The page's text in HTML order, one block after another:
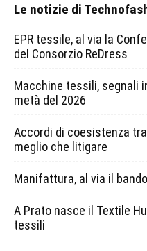
Le notizie di
EPR tessile, al via la
del Consorzio ReDress
Macchine tessili, segnali
metà del 2026
Accordi di coesistenza
meglio che litigare
Manifattura, al via il
A Prato nasce il Textile
tessili